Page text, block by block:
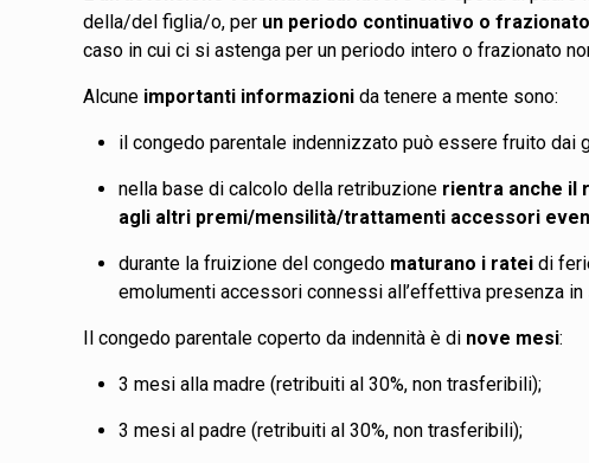
della/del figlia/o, per un periodo continuativo o
caso in cui ci si astenga per un periodo intero o frazionato
Alcune importanti informazioni da tenere a mente sono:
il congedo parentale indennizzato può essere fruito dai
nella base di calcolo della retribuzione rientra anche il
agli altri premi/mensilità/trattamenti accessori
durante la fruizione del congedo maturano i ratei di
emolumenti accessori connessi all’effettiva presenza
Il congedo parentale coperto da indennità è di nove mesi:
3 mesi alla madre (retribuiti al 30%, non trasferibili);
3 mesi al padre (retribuiti al 30%, non trasferibili);